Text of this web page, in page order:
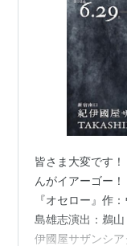
皆さま大変です
んがイアーゴー
『オセロー』作
島雄志演出：鵜
伊國屋サザンシ